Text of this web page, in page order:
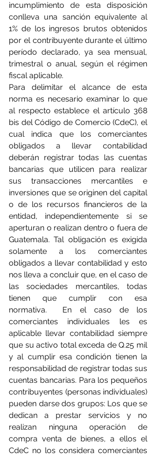
incumplimiento de esta disposición
conlleva una sanción equivalente al
1% de los ingresos brutos obtenidos
por el contribuyente durante el último
período declarado, ya sea mensual,
trimestral o anual, según el régimen
fiscal aplicable.
Para delimitar el alcance de esta
norma es necesario examinar lo que
al respecto establece el artículo 368
bis del Código de Comercio (CdeC), el
cual indica que los comerciantes
obligados a llevar contabilidad
deberán registrar todas las cuentas
bancarias que utilicen para realizar
sus transacciones mercantiles e
inversiones que se originen del capital
o de los recursos financieros de la
entidad, independientemente si se
aperturan o realizan dentro o fuera de
Guatemala. Tal obligación es exigida
solamente a los comerciantes
obligados a llevar contabilidad y esto
nos lleva a concluir que, en el caso de
las sociedades mercantiles, todas
tienen que cumplir con esa
normativa.  En el caso de los
comerciantes individuales les es
aplicable llevar contabilidad siempre
que su activo total exceda de Q.25 mil
y al cumplir esa condición tienen la
responsabilidad de registrar todas sus
cuentas bancarias. Para los pequeños
contribuyentes (personas individuales)
pueden darse dos grupos: Los que se
dedican a prestar servicios y no
realizan ninguna operación de
compra venta de bienes, a ellos el
CdeC no los considera comerciantes